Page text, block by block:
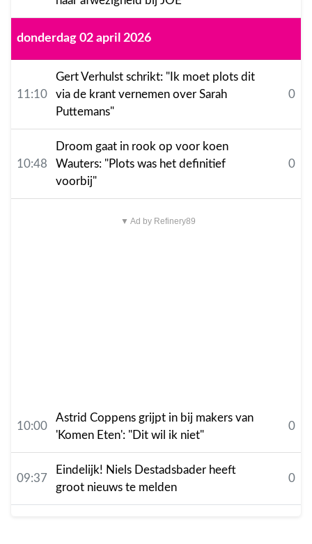
donderdag 02 april 2026
11:10
Gert Verhulst schrikt: "Ik moet plots dit
via de krant vernemen over Sarah
Puttemans"
0
10:48
Droom gaat in rook op voor koen
Wauters: "Plots was het definitief
voorbij"
0
▼ Ad by Refinery89
10:00
Astrid Coppens grijpt in bij makers van
'Komen Eten': "Dit wil ik niet"
0
09:37
Eindelijk! Niels Destadsbader heeft
groot nieuws te melden
0